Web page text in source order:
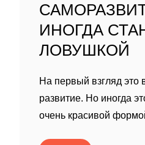
ИНОГДА
ЛОВУШКОЙ
На первый взгляд это
развитие. Но иногда
очень красивой